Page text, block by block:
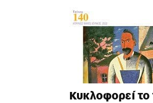
Κυκλοφορεί το